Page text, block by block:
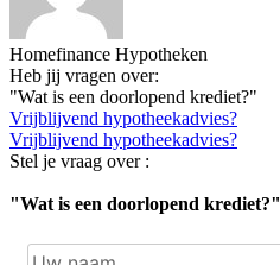
Homefinance Hypotheken
Heb jij vragen over:
"Wat is een doorlopend krediet?"
Vrijblijvend hypotheekadvies?
Vrijblijvend hypotheekadvies?
Stel je vraag over :
"Wat is een doorlopend krediet?"